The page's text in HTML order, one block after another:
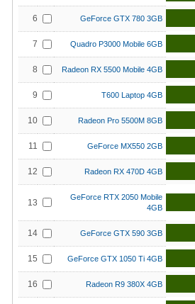
6 GeForce GTX 780 3GB
7 Quadro P3000 Mobile 6GB
8 Radeon RX 5500 Mobile 4GB
9 T600 Laptop 4GB
10 Radeon Pro 5500M 8GB
11 GeForce MX550 2GB
12 Radeon RX 470D 4GB
13
GeForce RTX 2050 Mobile
4GB
14 GeForce GTX 590 3GB
15 GeForce GTX 1050 Ti 4GB
16 Radeon R9 380X 4GB